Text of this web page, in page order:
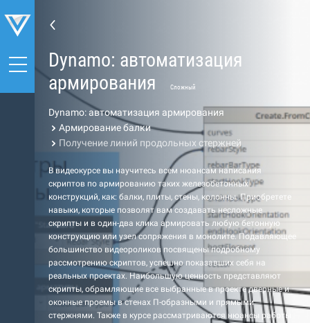
Dynamo: автоматизация
армирования
Сложный
Dynamo: автоматизация армирования
Армирование балки
Получение линий продольных стержней
В видеокурсе вы научитесь всем нюансам написания
скриптов по армированию таких железобетонных
конструкций, как: балки, плиты, стены, колонны. Приобретете
навыки, которые позволят вам создавать несложные
скрипты и в один-два клика армировать любую бетонную
конструкцию или узел сопряжения в монолите. Подавляющее
большинство видеороликов посвящены подробному
рассмотрению скриптов, успешно показавших себя на
реальных проектах. Наибольшую ценность представляют
скрипты, обрамляющие все выбранные в проекте дверные и
оконные проемы в стенах П-образными и прямыми
стержнями. Также в курсе рассматриваются нюансы работы